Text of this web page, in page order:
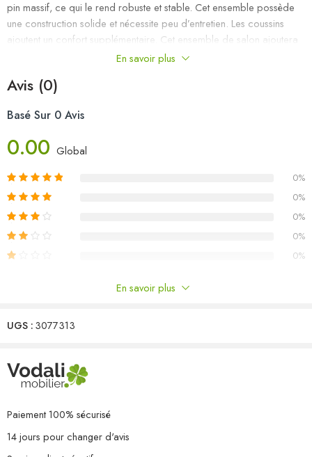
pin massif, ce qui le rend robuste et stable. Cet ensemble possède
une construction solide et nécessite peu d’entretien. Les coussins
ajoutent un confort supplémentaire. Cet ensemble de salon ajoutera
une touche de charme rustique à votre espace de vie extérieur.
d’extérieur, nous vous recommandons de les protéger avec une
Couleur du coussin : anthracite
Dimensions du canapé d’angle : 70 x 70 x 67 cm (l x P x H)
Dimensions du canapé central : 70 x 70 x 67 cm (l x P x H)
Dimensions de la table : 70 x 70 x 30 cm (l x P x H)
Dimensions du coussin de siège : 70 x 70 x 8 cm (L x l x é)
Dimensions du coussin de dossier : 70 x 40 x 8 cm (L x l x é)
La livraison contient :
3 x canapé central
11 x coussin de dossier
En savoir plus
Avis (0)
Basé Sur 0 Avis
0.00 Global
0%
0%
0%
0%
0%
Il n'y a pas encore de critiques.
En savoir plus
UGS :3077313
Paiement 100% sécurisé
14 jours pour changer d'avis